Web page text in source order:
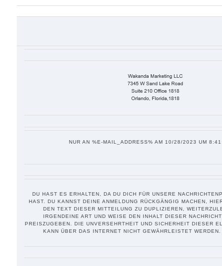
NUR AN %E-MAIL_ADDRESS% AM 10/28/2023 UM
DU HAST ES ERHALTEN, DA DU DICH FÜR UNSERE
HAST.DU KANNST DEINE ANMELDUNG RÜCKGÄNGIG MACHEN,
DEN TEXT DIESER MITTEILUNG ZU DUPLIZIEREN,
IRGENDEINE ART UND WEISE DEN INHALT DIESER
PREISZUGEBEN. DIE UNVERSEHRTHEIT UND SICHERHEIT DIESER
KANN ÜBER DAS INTERNET NICHT GEWÄHRLEISTET